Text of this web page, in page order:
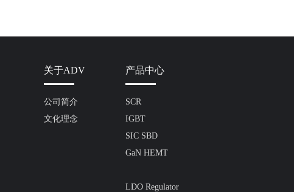
关于ADV
公司简介
文化理念
产品中心
SCR
IGBT
SIC SBD
GaN HEMT
LDO Regulator